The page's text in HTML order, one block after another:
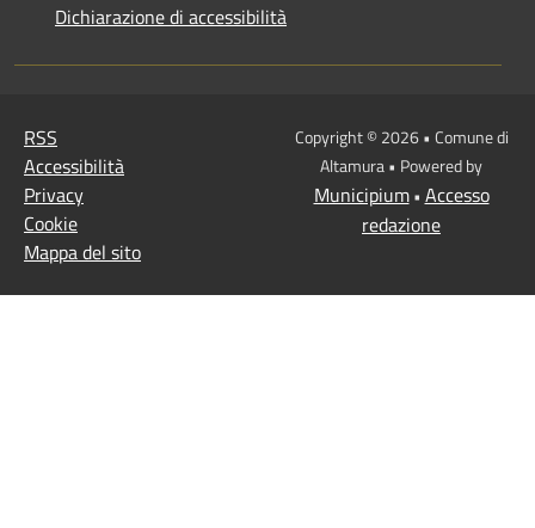
Dichiarazione di accessibilità
RSS
Accessibilità
Privacy
Cookie
Mappa del sito
Copyright © 2026 • Comune di
Altamura • Powered by
Municipium• Accesso
redazione